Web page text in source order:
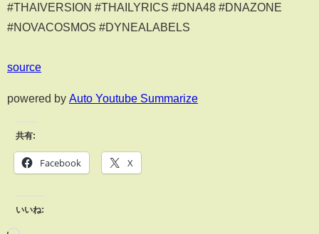
#THAIVERSION #THAILYRICS #DNA48 #DNAZONE
#NOVACOSMOS #DYNEALABELS
source
powered by Auto Youtube Summarize
共有:
Facebook X
いいね: